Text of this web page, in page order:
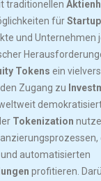
traditionellen
für
und Unternehmen
Tokens ein
Zugang zu
Tokenization
automatisierten
profitieren.